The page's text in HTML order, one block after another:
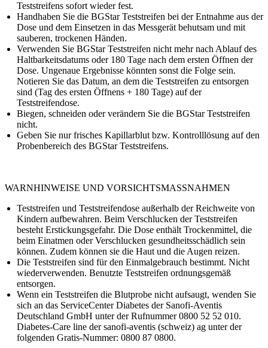
Teststreifens sofort wieder fest.
Handhaben Sie die BGStar Teststreifen bei der Entnahme aus der
Dose und dem Einsetzen in das Messgerät behutsam und mit
sauberen, trockenen Händen.
Verwenden Sie BGStar Teststreifen nicht mehr nach Ablauf des
Haltbarkeitsdatums oder 180 Tage nach dem ersten Öffnen der
Dose. Ungenaue Ergebnisse könnten sonst die Folge sein.
Notieren Sie das Datum, an dem die Teststreifen zu entsorgen
sind (Tag des ersten Öffnens + 180 Tage) auf der
Teststreifendose.
Biegen, schneiden oder verändern Sie die BGStar Teststreifen
nicht.
Geben Sie nur frisches Kapillarblut bzw. Kontrolllösung auf den
Probenbereich des BGStar Teststreifens.
WARNHINWEISE UND VORSICHTSMASSNAHMEN
Teststreifen und Teststreifendose außerhalb der Reichweite von
Kindern aufbewahren. Beim Verschlucken der Teststreifen
besteht Erstickungsgefahr. Die Dose enthält Trockenmittel, die
beim Einatmen oder Verschlucken gesundheitsschädlich sein
können. Zudem können sie die Haut und die Augen reizen.
Die Teststreifen sind für den Einmalgebrauch bestimmt. Nicht
wiederverwenden. Benutzte Teststreifen ordnungsgemäß
entsorgen.
Wenn ein Teststreifen die Blutprobe nicht aufsaugt, wenden Sie
sich an das ServiceCenter Diabetes der Sanofi-Aventis
Deutschland GmbH unter der Rufnummer 0800 52 52 010.
Diabetes-Care line der sanofi-aventis (schweiz) ag unter der
folgenden Gratis-Nummer: 0800 87 0800.